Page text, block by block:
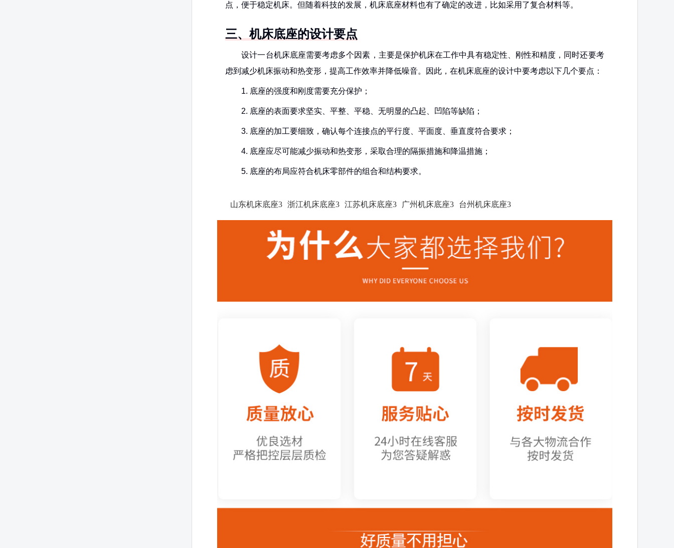
点，便于稳定机床。但随着科技的发展，机床底座材料也有了确定的改进，比如采用了复合材料等。
三、机床底座的设计要点
设计一台机床底座需要考虑多个因素，主要是保护机床在工作中具有稳定性、刚性和精度，同时还要考
虑到减少机床振动和热变形，提高工作效率并降低噪音。因此，在机床底座的设计中要考虑以下几个要点：
1. 底座的强度和刚度需要充分保护；
2. 底座的表面要求坚实、平整、平稳、无明显的凸起、凹陷等缺陷；
3. 底座的加工要细致，确认每个连接点的平行度、平面度、垂直度符合要求；
4. 底座应尽可能减少振动和热变形，采取合理的隔振措施和降温措施；
5. 底座的布局应符合机床零部件的组合和结构要求。
山东机床底座3 浙江机床底座3 江苏机床底座3 广州机床底座3 台州机床底座3